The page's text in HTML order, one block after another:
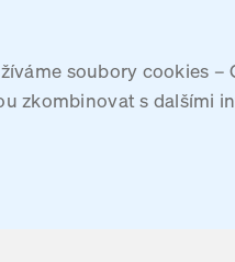
soubory cookies
zkombinovat s dalšími